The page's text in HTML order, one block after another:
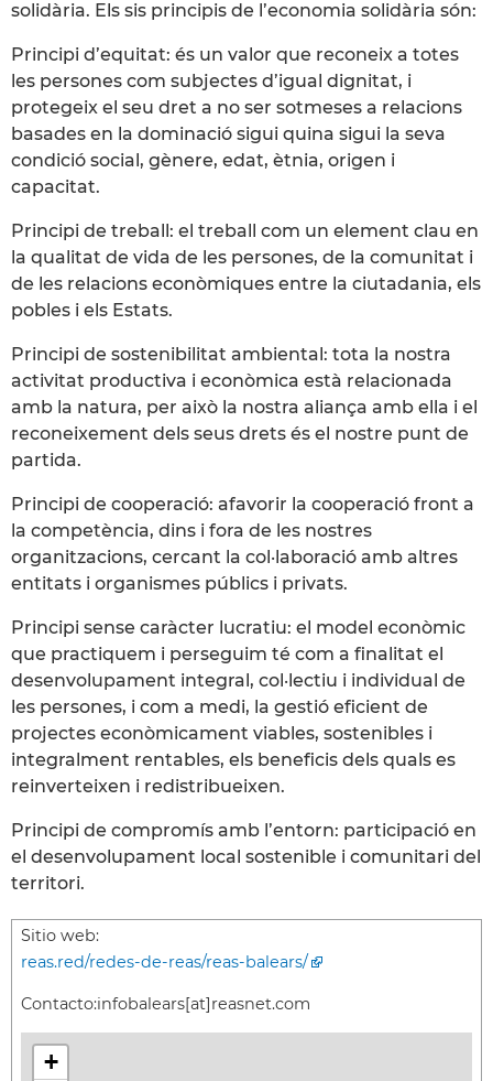
solidària. Els sis principis de l’economia solidària són:
Principi d’equitat: és un valor que reconeix a totes
les persones com subjectes d’igual dignitat, i
protegeix el seu dret a no ser sotmeses a relacions
basades en la dominació sigui quina sigui la seva
condició social, gènere, edat, ètnia, origen i
capacitat.
Principi de treball: el treball com un element clau en
la qualitat de vida de les persones, de la comunitat i
de les relacions econòmiques entre la ciutadania, els
pobles i els Estats.
Principi de sostenibilitat ambiental: tota la nostra
activitat productiva i econòmica està relacionada
amb la natura, per això la nostra aliança amb ella i el
reconeixement dels seus drets és el nostre punt de
partida.
Principi de cooperació: afavorir la cooperació front a
la competència, dins i fora de les nostres
organitzacions, cercant la col·laboració amb altres
entitats i organismes públics i privats.
Principi sense caràcter lucratiu: el model econòmic
que practiquem i perseguim té com a finalitat el
desenvolupament integral, col·lectiu i individual de
les persones, i com a medi, la gestió eficient de
projectes econòmicament viables, sostenibles i
integralment rentables, els beneficis dels quals es
reinverteixen i redistribueixen.
Principi de compromís amb l’entorn: participació en
el desenvolupament local sostenible i comunitari del
territori.
Sitio web:
reas.red/redes-de-reas/reas-balears/
Contacto:infobalears[at]reasnet.com
+